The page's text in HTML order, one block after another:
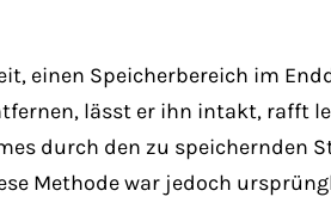
einen Speicherbereich im
lässt er ihn intakt, rafft
durch den zu speichernden
Methode war jedoch